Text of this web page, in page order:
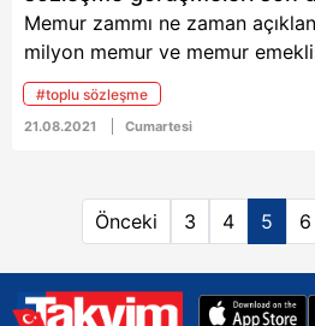
Memur zammı ne zaman
milyon memur ve memur
oranının belli olacağı memur
açıklanacak? Toplu sözleşme
nedir? Memur zammı son teklif
hükümet arasında karşılıklı
görüşmede hükümetin teklifini
yasal takvim gereği sona eriyor.
#toplu sözleşme
21.08.2021 Cumartesi
Önceki 3 4 5 6